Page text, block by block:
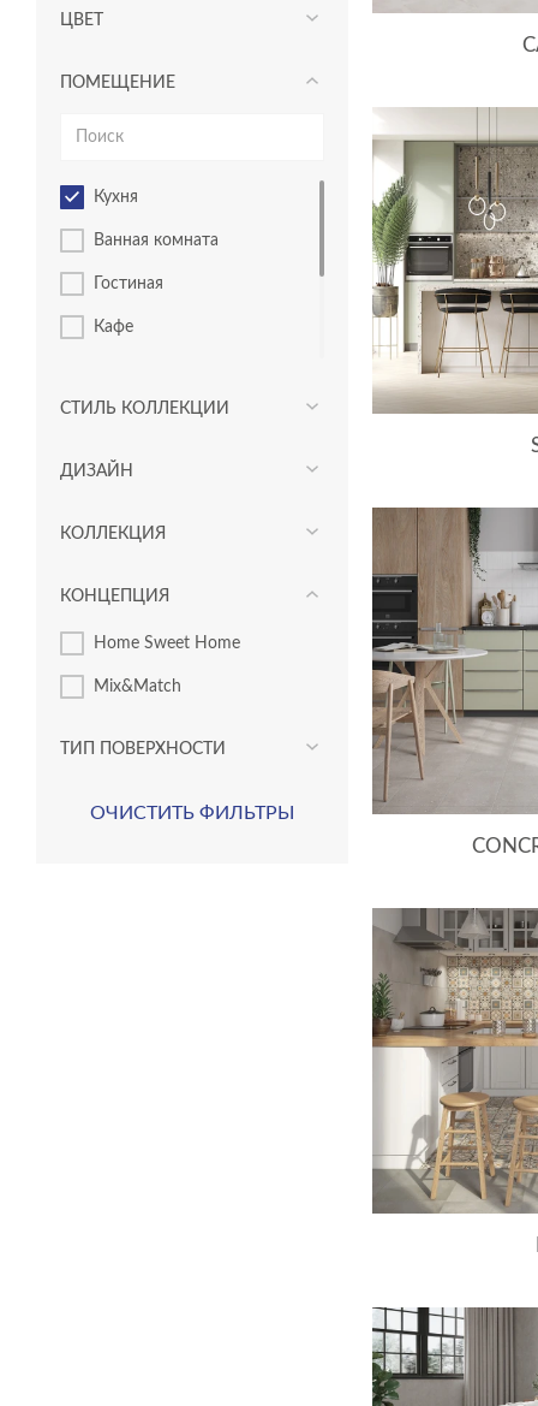
ЦВЕТ
ПОМЕЩЕНИЕ
кухня
ванная комната
гостиная
кафе
сауна
спальня
СТИЛЬ КОЛЛЕКЦИИ
ДИЗАЙН
КОЛЛЕКЦИЯ
КОНЦЕПЦИЯ
Home Sweet Home
Mix&Match
ТИП ПОВЕРХНОСТИ
ОЧИСТИТЬ ФИЛЬТРЫ